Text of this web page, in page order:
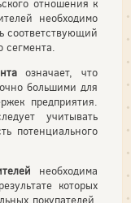
отношения к
необходимо
соответствующий
сегмента.
означает, что
большими для
предприятия.
учитывать
потенциального
необходима
которых
покупателей,